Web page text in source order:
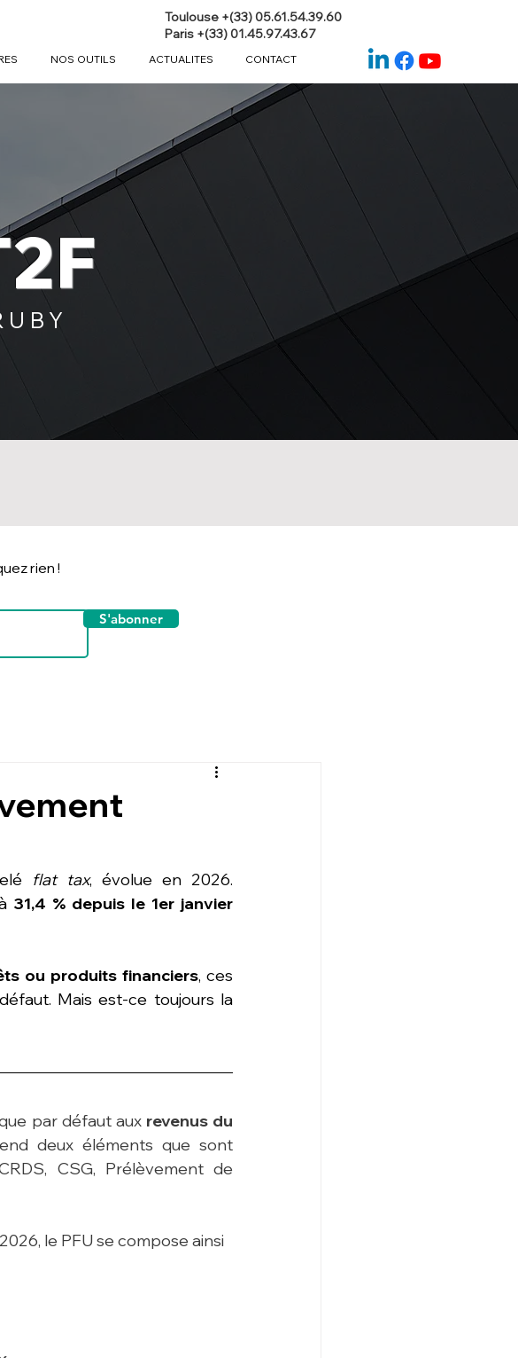
Toulouse +(33) 05.61.54.39.60
Paris +(33) 01.45.97.43.67
NOS OUTILS ACTUALITES CONTACT
rien !
S'abonner
flat tax, évolue en 2026.
31,4 % depuis le 1er janvier
ou produits financiers, ces
Mais est-ce toujours la
par défaut aux revenus du
deux éléments que sont
CSG, Prélèvement de
le PFU se compose ainsi